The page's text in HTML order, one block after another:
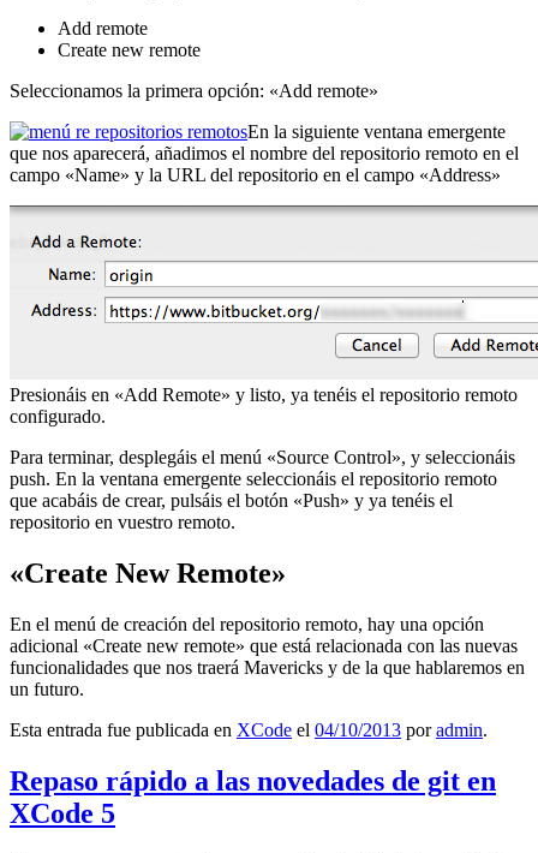
Add remote
Create new remote
Seleccionamos la primera opción: «Add remote»
En la siguiente ventana emergente
que nos aparecerá, añadimos el nombre del repositorio remoto en el
campo «Name» y la URL del repositorio en el campo «Address»
Presionáis en «Add Remote» y listo, ya tenéis el repositorio remoto
configurado.
Para terminar, desplegáis el menú «Source Control», y seleccionáis
push. En la ventana emergente seleccionáis el repositorio remoto
que acabáis de crear, pulsáis el botón «Push» y ya tenéis el
repositorio en vuestro remoto.
«Create New Remote»
En el menú de creación del repositorio remoto, hay una opción
adicional «Create new remote» que está relacionada con las nuevas
funcionalidades que nos traerá Mavericks y de la que hablaremos en
un futuro.
Esta entrada fue publicada en XCode el 04/10/2013 poradmin.
Repaso rápido a las novedades de git en
XCode 5